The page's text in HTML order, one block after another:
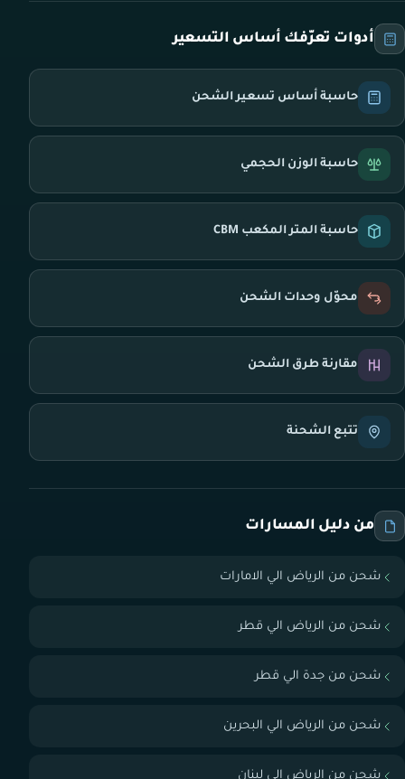
أدوات تعرّفك أساس التسعير
حاسبة أساس تسعير الشحن
حاسبة الوزن الحجمي
حاسبة المتر المكعب CBM
محوّل وحدات الشحن
مقارنة طرق الشحن
تتبع الشحنة
من دليل المسارات
شحن من الرياض الي الامارات
شحن من الرياض الي قطر
شحن من جدة الي قطر
شحن من الرياض الي البحرين
شحن من الرياض الي لبنان